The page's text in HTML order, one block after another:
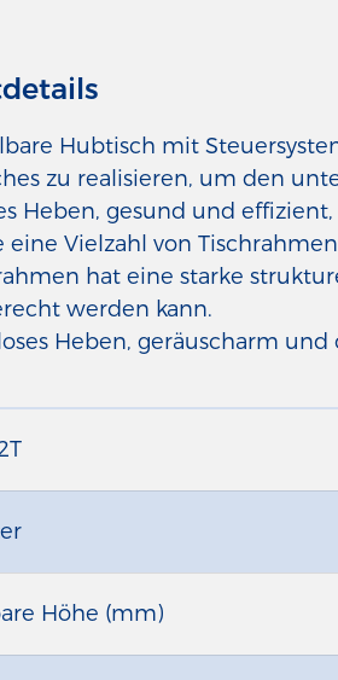
Hubtisch mit
zu realisieren, um den
Heben, gesund und
eine Vielzahl von
hat eine starke
werden kann.
Heben, geräuscharm
Höhe (mm)